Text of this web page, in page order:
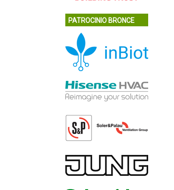
PATROCINIO BRONCE